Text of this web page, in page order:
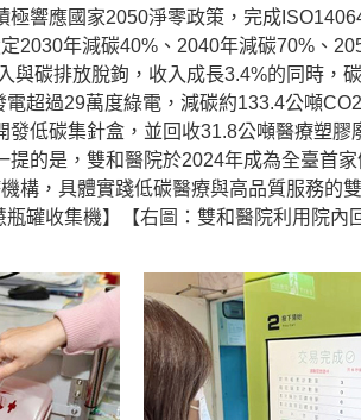
極響應國家2050淨零政策，完成
2030年減碳40%、2040年減碳70%、
與碳排放脫鉤，收入成長3.4%的同時，
超過29萬度綠電，減碳約133.4公噸
發低碳集針盒，並回收31.8公噸醫療塑膠
提的是，雙和醫院於2024年成為全臺首
構，具體實踐低碳醫療與高品質服務的
罐收集機】【右圖：雙和醫院利用院內